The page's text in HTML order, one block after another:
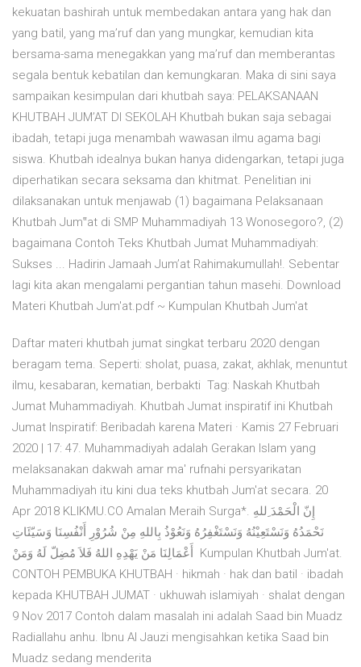
kekuatan bashirah untuk membedakan antara yang hak dan
yang batil, yang ma’ruf dan yang mungkar, kemudian kita
bersama-sama menegakkan yang ma’ruf dan memberantas
segala bentuk kebatilan dan kemungkaran. Maka di sini saya
sampaikan kesimpulan dari khutbah saya: PELAKSANAAN
KHUTBAH JUM’AT DI SEKOLAH Khutbah bukan saja sebagai
ibadah, tetapi juga menambah wawasan ilmu agama bagi
siswa. Khutbah idealnya bukan hanya didengarkan, tetapi juga
diperhatikan secara seksama dan khitmat. Penelitian ini
dilaksanakan untuk menjawab (1) bagaimana Pelaksanaan
Khutbah Jum‟at di SMP Muhammadiyah 13 Wonosegoro?, (2)
bagaimana Contoh Teks Khutbah Jumat Muhammadiyah:
Sukses ... Hadirin Jamaah Jum’at Rahimakumullah!. Sebentar
lagi kita akan mengalami pergantian tahun masehi. Download
Materi Khutbah Jum'at.pdf ~ Kumpulan Khutbah Jum'at
Daftar materi khutbah jumat singkat terbaru 2020 dengan
beragam tema. Seperti: sholat, puasa, zakat, akhlak, menuntut
ilmu, kesabaran, kematian, berbakti Tag: Naskah Khutbah
Jumat Muhammadiyah. Khutbah Jumat inspiratif ini Khutbah
Jumat Inspiratif: Beribadah karena Materi · Kamis 27 Februari
2020 | 17: 47. Muhammadiyah adalah Gerakan Islam yang
melaksanakan dakwah amar ma' rufnahi persyarikatan
Muhammadiyah itu kini dua teks khutbah Jum'at secara. 20
Apr 2018 KLIKMU.CO Amalan Meraih Surga*. إِنّ الْحَمْدَ ِللهِ
نَحْمَدُهُ وَنَسْتَعِيْنُهُ وَنَسْتَغْفِرُهُ وَنَعُوْذُ بِاللهِ مِنْ شُرُوْرِ أَنْفُسِنَا وَسَيّئَاتِ
أَعْمَالِنَا مَنْ يَهْدِهِ اللهُ فَلاَ مُضِلّ لَهُ وَمَنْ Kumpulan Khutbah Jum'at.
CONTOH PEMBUKA KHUTBAH · hikmah · hak dan batil · ibadah
kepada KHUTBAH JUMAT · ukhuwah islamiyah · shalat dengan
9 Nov 2017 Contoh dalam masalah ini adalah Saad bin Muadz
Radiallahu anhu. Ibnu Al Jauzi mengisahkan ketika Saad bin
Muadz sedang menderita